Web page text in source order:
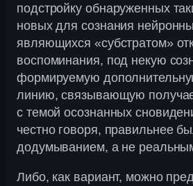
подстройку обнаруженных
новых для сознания
являющихся «субстратом»
воспоминания, под некую
формируемую
линию, связывающую
с темой осознанных
честно говоря, правильнее
додумыванием, а не
Либо, как вариант, можно